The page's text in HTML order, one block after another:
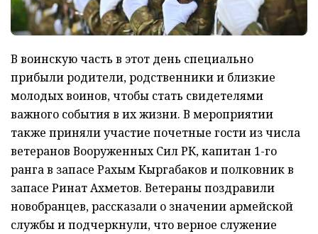
В воинскую часть в этот день специально
прибыли родители, родственники и близкие
молодых воинов, чтобы стать свидетелями
важного события в их жизни. В мероприятии
также приняли участие почетные гости из числа
ветеранов Вооруженных Сил РК, капитан 1-го
ранга в запасе Рахым Кыргабаков и полковник в
запасе Ринат Ахметов. Ветераны поздравили
новобранцев, рассказали о значении армейской
службы и подчеркнули, что верное служение